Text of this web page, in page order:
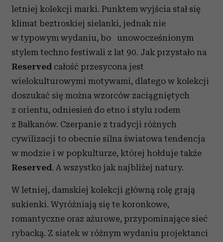
letniej kolekcji marki. Punktem wyjścia stał się
klimat beztroskiej sielanki, jednak nie
w typowym wydaniu, bo unowocześnionym
stylem techno festiwali z lat 90. Jak przystało na
Reserved całość przesycona jest
wielokulturowymi motywami, dlatego w kolekcji
doszukać się można wzorców zaciągniętych
z orientu, odniesień do etno i stylu rodem
z Bałkanów. Czerpanie z tradycji różnych
cywilizacji to obecnie silna światowa tendencja
w modzie i w popkulturze, której hołduje także
Reserved. A wszystko jak najbliżej natury.
W letniej, damskiej kolekcji główną rolę grają
sukienki. Wyróżniają się te koronkowe,
romantyczne oraz ażurowe, przypominające sieć
rybacką. Z siatek w różnym wydaniu projektanci